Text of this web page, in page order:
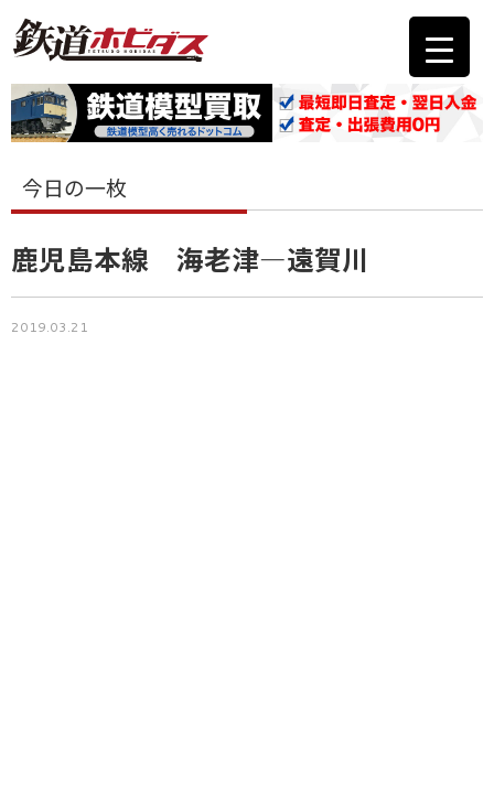
今日の一枚
鹿児島本線 海老津―遠賀川
2019.03.21